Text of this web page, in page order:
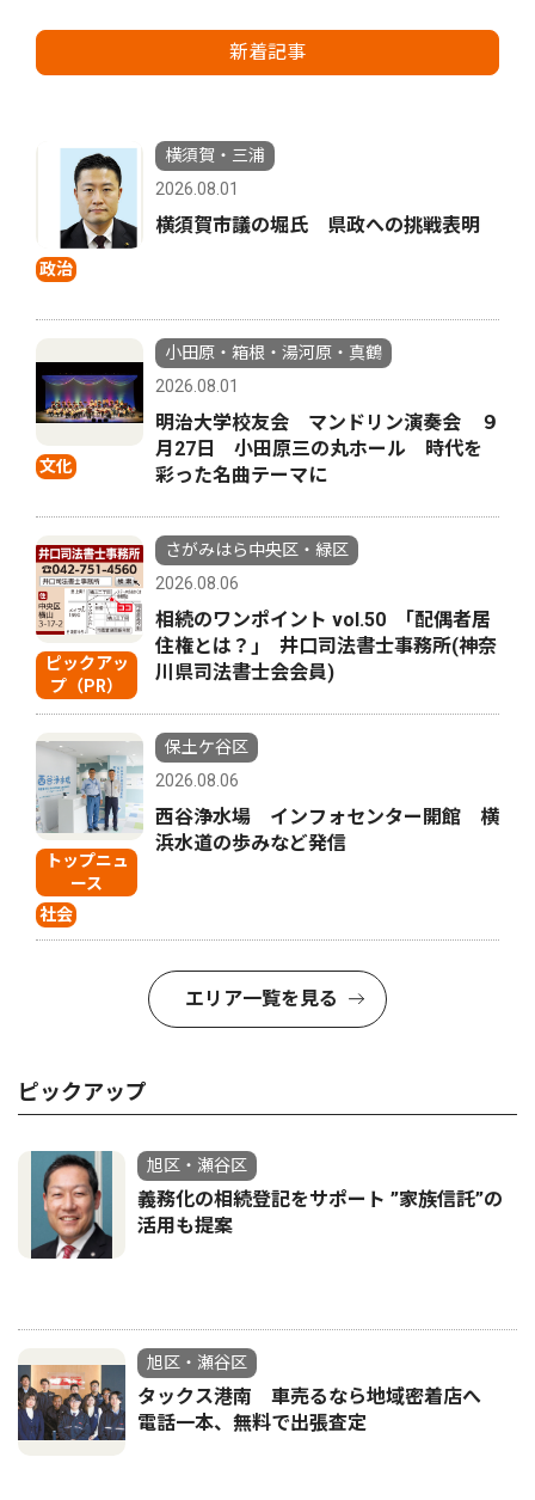
新着記事
政治
横須賀・三浦
2026.08.01
横須賀市議の堀氏 県政への挑戦表明
文化
小田原・箱根・湯河原・真鶴
2026.08.01
明治大学校友会 マンドリン演奏会 ９
月27日 小田原三の丸ホール 時代を
彩った名曲テーマに
ピックアッ
プ（PR）
さがみはら中央区・緑区
2026.08.06
相続のワンポイント vol.50 ｢配偶者居
住権とは？｣ 井口司法書士事務所(神奈
川県司法書士会会員)
トップニュ
ース
社会
保土ケ谷区
2026.08.06
西谷浄水場 インフォセンター開館 横
浜水道の歩みなど発信
エリア一覧を見る
ピックアップ
旭区・瀬谷区
義務化の相続登記をサポート ”家族信託”の
活用も提案
旭区・瀬谷区
タックス港南 車売るなら地域密着店へ
電話一本、無料で出張査定